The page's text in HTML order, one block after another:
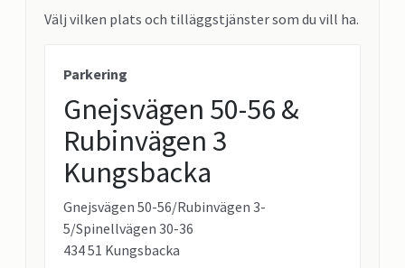
Välj vilken plats och tilläggstjänster som du vill ha.
Parkering
Gnejsvägen 50-56 &
Rubinvägen 3
Kungsbacka
Gnejsvägen 50-56/Rubinvägen 3-
5/Spinellvägen 30-36
434 51 Kungsbacka